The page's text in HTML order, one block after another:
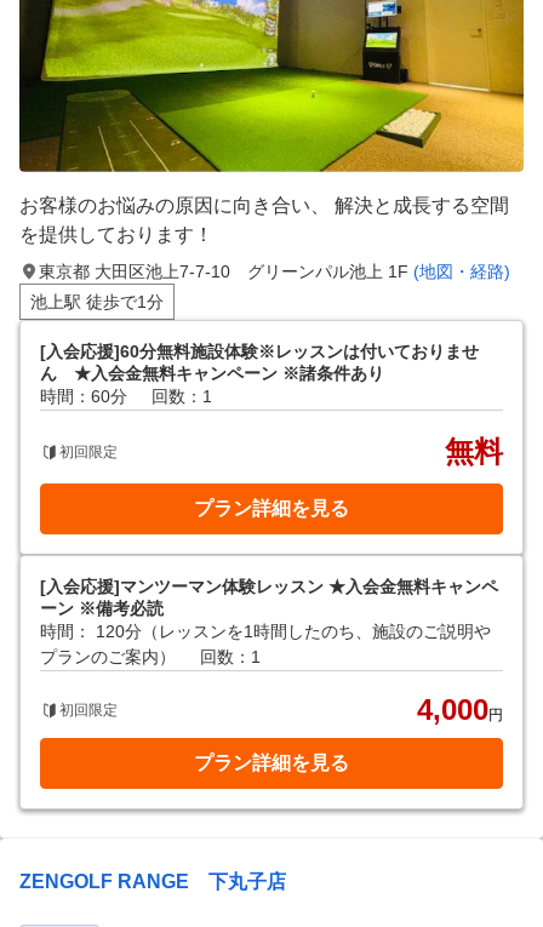
お客様のお悩みの原因に向き合い、 解決と成長する空間
を提供しております！
東京都 大田区池上7-7-10 グリーンパル池上 1F (地図・経路)
池上駅 徒歩で1分
[入会応援]60分無料施設体験※レッスンは付いておりませ
ん ★入会金無料キャンペーン ※諸条件あり
時間：60分
回数：1
初回限定 無料
プラン詳細を見る
[入会応援]マンツーマン体験レッスン ★入会金無料キャンペ
ーン ※備考必読
時間： 120分（レッスンを1時間したのち、施設のご説明や
プランのご案内）
回数：1
初回限定 4,000円
プラン詳細を見る
ZENGOLF RANGE 下丸子店